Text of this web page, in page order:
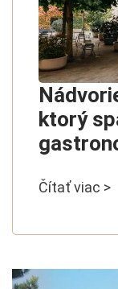
ktorý
Čítať viac >